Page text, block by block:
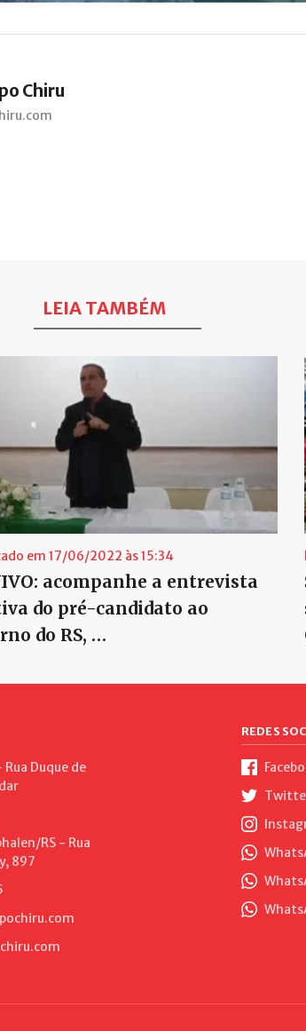
Chiru
LEIA TAMBÉM
em 17/06/2022 às 15:34
acompanhe a entrevista
do pré-candidato ao
do RS, …
Duque de
RS - Rua
897
REDES